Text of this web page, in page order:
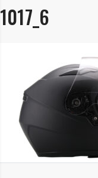
1017_6